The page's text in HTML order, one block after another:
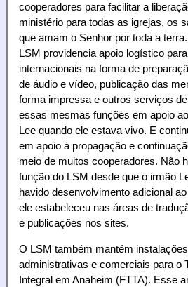
cooperadores para facilitar a
ministério para todas as igrejas, os
que amam o Senhor por toda a
LSM providencia apoio logístico
internacionais na forma de
de áudio e vídeo, publicação das
forma impressa e outros serviços
essas mesmas funções em apoio
Lee quando ele estava vivo. E
em apoio à propagação e
meio de muitos cooperadores. Não
função do LSM desde que o irmão
havido desenvolvimento adicional
ele estabeleceu nas áreas de
e publicações nos sites.
O LSM também mantém
administrativas e comerciais para o
Integral em Anaheim (FTTA). Esse